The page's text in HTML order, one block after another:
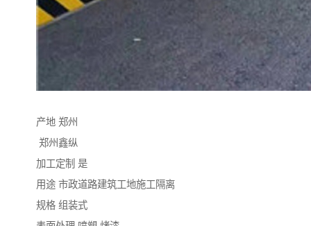
产地 郑州
郑州鑫纵
加工定制 是
用途 市政道路建筑工地施工隔离
规格 组装式